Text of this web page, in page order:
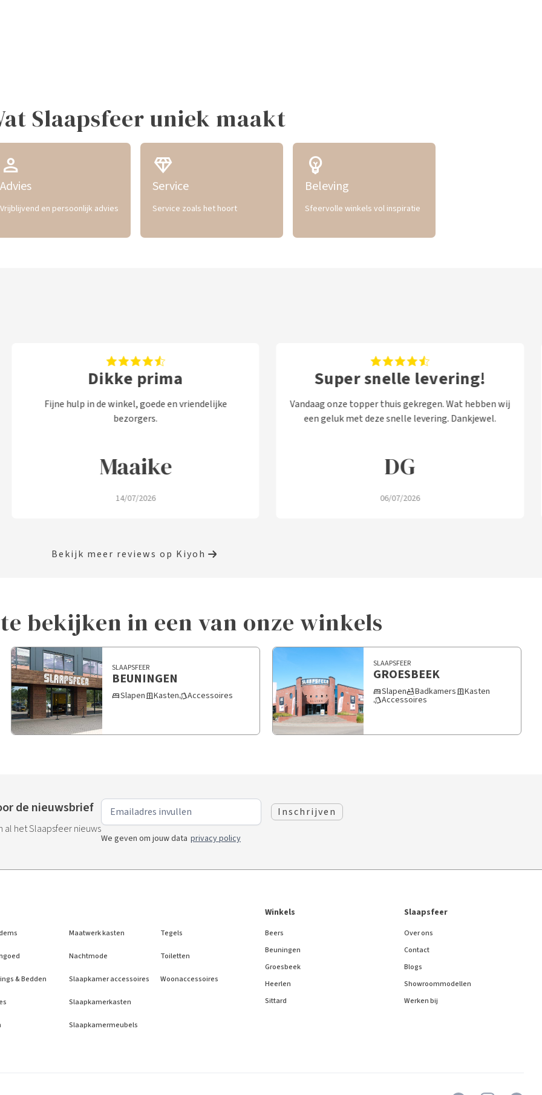
Slaapsfeer uniek maakt
person
Advies
Vrijblijvend en persoonlijk advies
diamond
Service
Service zoals het hoort
emoji_objects
Beleving
Sfeervolle winkels vol inspiratie
Dikke prima
Fijne hulp in de winkel, goede en vriendelijke
bezorgers.
Maaike
14/07/2026
Super snelle levering!
Vandaag onze topper thuis gekregen. Wat hebben wij
een geluk met deze snelle levering. Dankjewel.
DG
06/07/2026
Bekijk meer reviews op Kiyoh
te bekijken in een van onze winkels
SLAAPSFEER
BEUNINGEN
bedSlapendoor_slidingKastenstyleAccessoires
SLAAPSFEER
GROESBEEK
bedSlapenbathtubBadkamersdoor_slidingKasten
styleAccessoires
de nieuwsbrief
al het Slaapsfeer nieuws
We geven om jouw data privacy policy
& Bedden
Maatwerk kasten
Nachtmode
Slaapkamer accessoires
Slaapkamerkasten
Slaapkamermeubels
Tegels
Toiletten
Woonaccessoires
Winkels
Beers
Beuningen
Groesbeek
Heerlen
Sittard
Slaapsfeer
Over ons
Contact
Blogs
Showroommodellen
Werken bij